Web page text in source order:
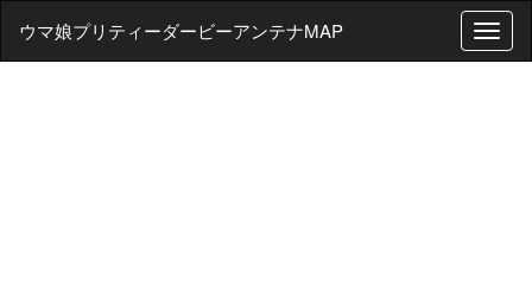
T
o
ウマ娘プリティーダービーアンテナMAP